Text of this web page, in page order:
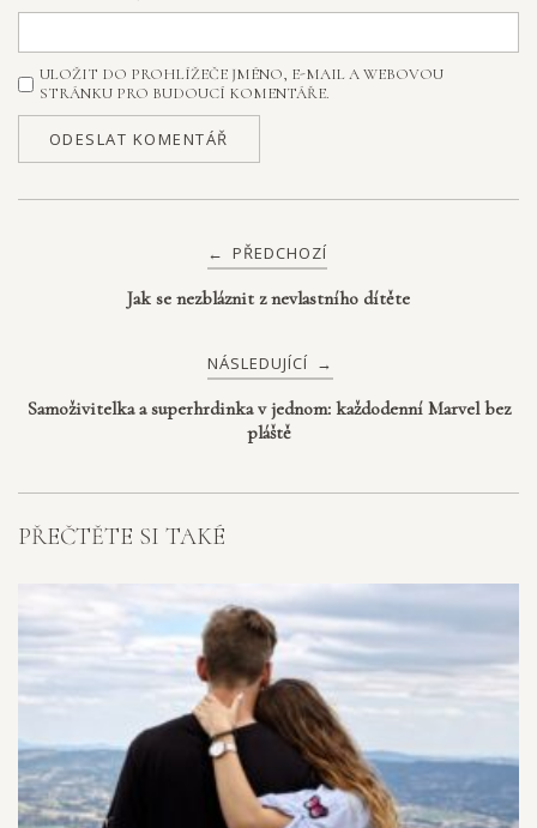
ULOŽIT DO PROHLÍŽEČE JMÉNO, E-MAIL A WEBOVOU
STRÁNKU PRO BUDOUCÍ KOMENTÁŘE.
← PŘEDCHOZÍ
Jak se nezbláznit z nevlastního dítěte
NÁSLEDUJÍCÍ →
Samoživitelka a superhrdinka v jednom: každodenní Marvel bez
pláště
PŘEČTĚTE SI TAKÉ